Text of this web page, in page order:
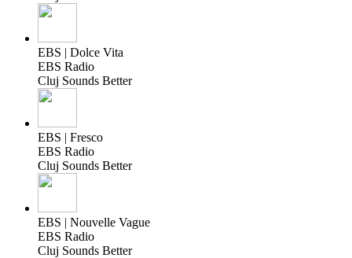
EBS | Dolce Vita
EBS Radio
Cluj Sounds Better
EBS | Fresco
EBS Radio
Cluj Sounds Better
EBS | Nouvelle Vague
EBS Radio
Cluj Sounds Better